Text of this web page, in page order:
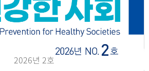
2026년 2호